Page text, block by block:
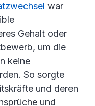
war
Gehalt oder
um die
keine
So sorgte
und deren
und